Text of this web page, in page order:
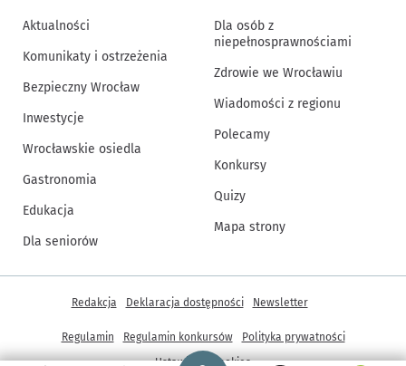
Strona główna - wroclaw.pl
Aktualności
Komunikaty i ostrzeżenia
Bezpieczny Wrocław
Inwestycje
Wrocławskie osiedla
Gastronomia
Edukacja
Dla seniorów
Dla osób z
niepełnosprawnościami
Zdrowie we Wrocławiu
Wiadomości z regionu
Polecamy
Konkursy
Quizy
Mapa strony
Inne informacje
Redakcja Deklaracja dostępności Newsletter
Regulamin Regulamin konkursów
Polityka prywatności
Ustawienia cookies